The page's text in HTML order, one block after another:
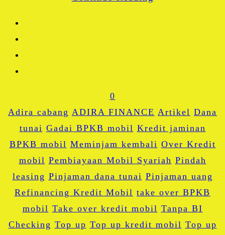
0
Adira cabang ADIRA FINANCE Artikel Dana
tunai Gadai BPKB mobil Kredit jaminan
BPKB mobil Meminjam kembali Over Kredit
mobil Pembiayaan Mobil Syariah Pindah
leasing Pinjaman dana tunai Pinjaman uang
Refinancing Kredit Mobil take over BPKB
mobil Take over kredit mobil Tanpa BI
Checking Top up Top up kredit mobil Top up